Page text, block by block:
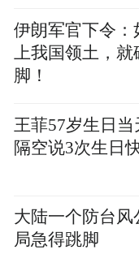
伊朗军官下令：
上我国领土，
脚！
王菲57岁生日
隔空说3次生日
大陆一个防台风
局急得跳脚